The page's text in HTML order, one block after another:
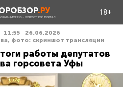
.РУ
- НОВОСТНОЙ ПОРТАЛ
18+
11:55
26.06.2026
фото: скриншот трансляции
работы депутатов
горсовета Уфы